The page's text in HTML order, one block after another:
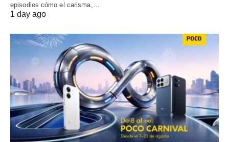
episodios cómo el carisma,…
1 day ago